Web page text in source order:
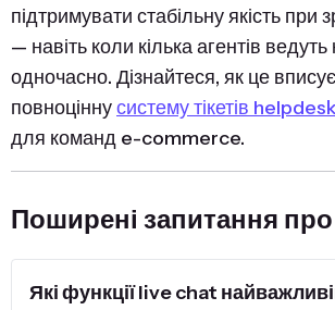
підтримувати стабільну якість при
— навіть коли кілька агентів
одночасно. Дізнайтеся, як це
повноціннусистему тікетів helpdesk
для команд e-commerce.
Поширені запитання
Які функції live chat